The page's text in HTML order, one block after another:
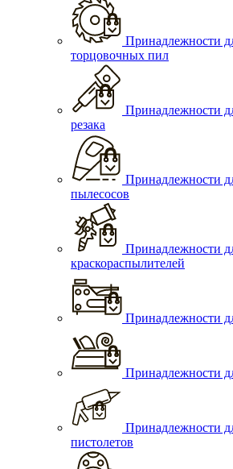
Принадлежности
торцовочных пил
Принадлежности
резака
Принадлежности
пылесосов
Принадлежности
краскораспылителей
Принадлежности
Принадлежности
Принадлежности
пистолетов